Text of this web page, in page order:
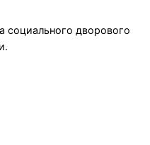
социального дворового